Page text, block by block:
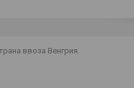
ввоза Венгрия.